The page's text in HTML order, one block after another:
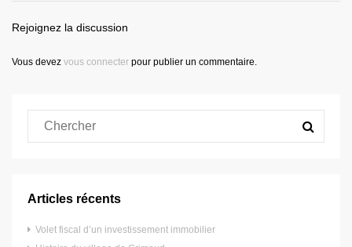
Rejoignez la discussion
Vous devez vous connecter pour publier un commentaire.
Articles récents
Volet fiscal d’un investissement immobilier